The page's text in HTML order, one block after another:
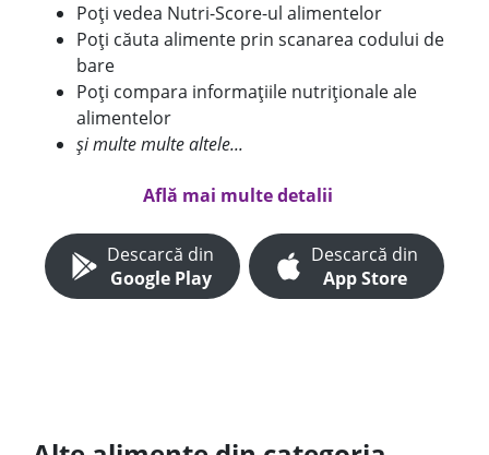
Poți vedea Nutri-Score-ul alimentelor
Poți căuta alimente prin scanarea codului de
bare
Poți compara informațiile nutriționale ale
alimentelor
și multe multe altele...
Află mai multe detalii
Descarcă din
Google Play
Descarcă din
App Store